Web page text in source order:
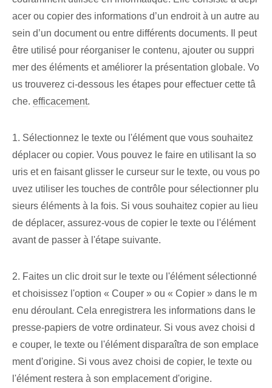
acer ou copier des informations d’un endroit à un autre au
sein d’un document ou entre différents documents. Il peut
être utilisé pour réorganiser le contenu, ajouter ou suppri
mer des éléments et améliorer la présentation globale. Vo
us trouverez ci-dessous les étapes pour effectuer cette tâ
che. efficacement.
1. Sélectionnez le texte ou l'élément que vous souhaitez
déplacer ou copier. Vous pouvez le faire en utilisant la so
uris et en faisant glisser le curseur sur le texte, ou vous po
uvez utiliser les touches de contrôle pour sélectionner plu
sieurs éléments à la fois. Si vous souhaitez copier au lieu
de déplacer, assurez-vous de copier le texte ou l'élément
avant de passer à l'étape suivante.
2. Faites un clic droit sur le texte ou l'élément sélectionné
et choisissez l'option « Couper » ou « Copier » dans le m
enu déroulant. Cela enregistrera les informations dans le
presse-papiers de votre ordinateur. Si vous avez choisi d
e couper, le texte ou l'élément disparaîtra de son emplace
ment d'origine. Si vous avez choisi de copier, le texte ou
l'élément restera à son emplacement d'origine.